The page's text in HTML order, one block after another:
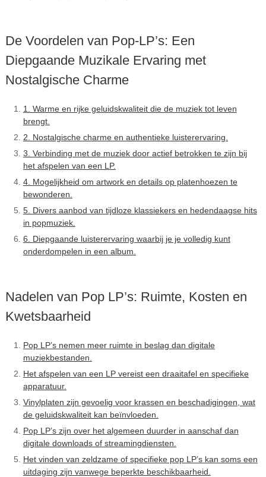
De Voordelen van Pop-LP’s: Een
Diepgaande Muzikale Ervaring met
Nostalgische Charme
1. Warme en rijke geluidskwaliteit die de muziek tot leven
brengt.
2. Nostalgische charme en authentieke luisterervaring.
3. Verbinding met de muziek door actief betrokken te zijn bij
het afspelen van een LP.
4. Mogelijkheid om artwork en details op platenhoezen te
bewonderen.
5. Divers aanbod van tijdloze klassiekers en hedendaagse hits
in popmuziek.
6. Diepgaande luisterervaring waarbij je je volledig kunt
onderdompelen in een album.
Nadelen van Pop LP’s: Ruimte, Kosten en
Kwetsbaarheid
Pop LP’s nemen meer ruimte in beslag dan digitale
muziekbestanden.
Het afspelen van een LP vereist een draaitafel en specifieke
apparatuur.
Vinylplaten zijn gevoelig voor krassen en beschadigingen, wat
de geluidskwaliteit kan beïnvloeden.
Pop LP’s zijn over het algemeen duurder in aanschaf dan
digitale downloads of streamingdiensten.
Het vinden van zeldzame of specifieke pop LP’s kan soms een
uitdaging zijn vanwege beperkte beschikbaarheid.